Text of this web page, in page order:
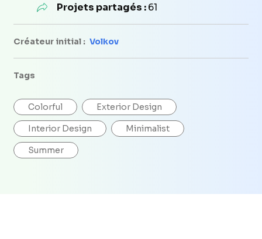
Projets partagés :61
Créateur initial : Volkov
Tags
Colorful Exterior Design
Interior Design Minimalist
Summer